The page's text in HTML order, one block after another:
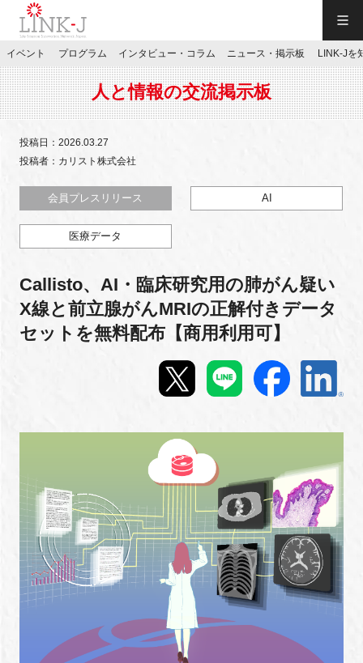
JP／EN
特別会員専用メニュー
施設ご予約
お問い合わせ
マイページ
イベント
インタビュー・コラム
ニュース・掲示板
LINK-Jを知る
特別会員
イベント プログラム インタビュー・コラム ニュース・掲示板 LINK-Jを
人と情報の交流掲示板
投稿日：2026.03.27
投稿者：カリスト株式会社
会員プレスリリース AI
医療データ
Callisto、AI・臨床研究用の肺がん疑い
X線と前立腺がんMRIの正解付きデータ
セットを無料配布【商用利用可】